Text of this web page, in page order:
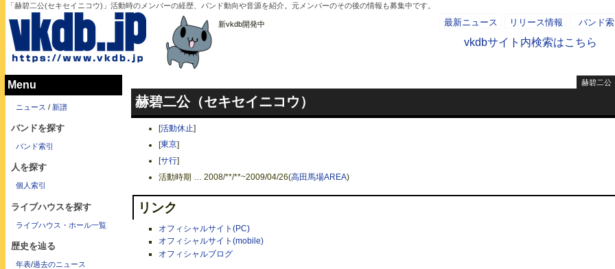
「赫碧二公(セキセイニコウ)」活動時のメンバーの経歴、バンド動向や音源を紹介。元メンバーのその後の情報も募集中です。
新vkdb開発中 最新ニュース リリース情報 バンド索
vkdbサイト内検索はこちら
赫碧二公
赫碧二公（セキセイニコウ）
[活動休止]
[東京]
[サ行]
活動時期 … 2008/**/**~2009/04/26(高田馬場AREA)
リンク
オフィシャルサイト(PC)
オフィシャルサイト(mobile)
オフィシャルブログ
Menu
ニュース / 新譜
バンドを探す
バンド索引
人を探す
個人索引
ライブハウスを探す
ライブハウス・ホール一覧
歴史を辿る
年表/過去のニュース